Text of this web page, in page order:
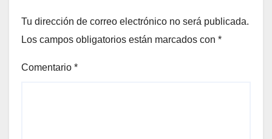
Tu dirección de correo electrónico no será publicada.
Los campos obligatorios están marcados con *
Comentario *